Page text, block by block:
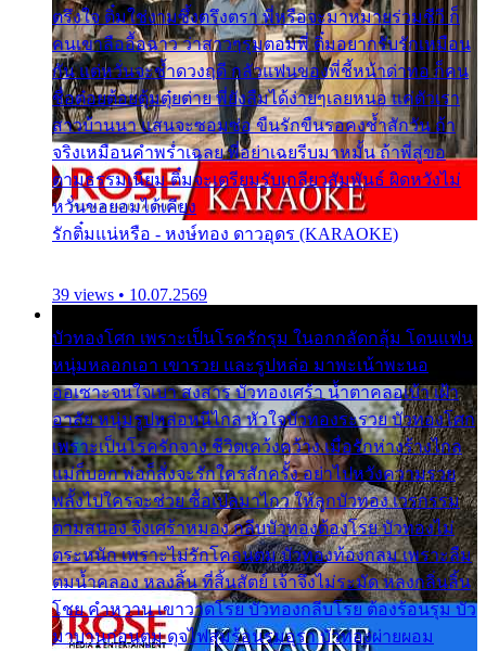
ตรึงใจ ติ๋มใช่งามซึ้งตรึงตรา พี่หรือจะมาหมายร่วมชีวี ก็
คนเขาลืออื้อฉาว ว่าสาวๆรุมตอมพี่ ติ๋มอยากรับรักเหมือน
กัน แต่หวั่นจะช้ำดวงฤดี กลัวแฟนของพี่ชี้หน้าด่าทอ ก็คน
ชื่อต๋อยต้อยตุ้มตุ๋ยต่าย พี่ยังลืมได้ง่ายๆเลยหนอ แค่ตัวเรา
สาวบ้านนา แสนจะซอมซ่อ ขืนรักขืนรอคงช้ำสักวัน ถ้า
จริงเหมือนคำพร่ำเฉลย พี่อย่าเฉยรีบมาหมั้น ถ้าพี่สู่ขอ
ตามธรรมเนียม ติ๋มจะเตรียมรับเกลียวสัมพันธ์ ผิดหวังไม่
หวั่นขอยอมได้เคียง
รักติ๋มแน่หรือ - หงษ์ทอง ดาวอุดร (KARAOKE)
39 views • 10.07.2569
บัวทองโศก เพราะเป็นโรครักรุม ในอกกลัดกลุ้ม โดนแฟน
หนุ่มหลอกเอา เขารวย และรูปหล่อ มาพะเน้าพะนอ
ออเซาะจนใจเบา สงสาร บัวทองเศร้า น้ำตาคลอเบ้า เฝ้า
อาลัย หนุ่มรูปหล่อหนีไกล หัวใจบัวทองระรวย บัวทองโศก
เพราะเป็นโรครักจาง ชีวิตเคว้งคว้าง เมื่อรักห่างร้างไกล
แม่ก็บอก พ่อก็สั่งจะรักใครสักครั้ง อย่าไปหวังความรวย
พลั้งไปใครจะช่วย ซื้อเปลมาไกว ให้ลูกบัวทอง เวรกรรม
ตามสนอง จึงเศร้าหมอง กลีบบัวทองต้องโรย บัวทองไม่
ตระหนัก เพราะไม่รักโคลนตม บัวทองท้องกลม เพราะลืม
ตมน้ำคลอง หลงลิ้น ที่สิ้นสัตย์ เจ้าจึงไม่ระมัด หลงกลิ่นลิ้น
โชย คำหวาน เขาวาดโรย บัวทองกลีบโรย ต้องร้อนรุม บัว
มาบานก่อนตูม ดุจไฟสุมร้อนรุมอุรา บัวทองผ่ายผอม